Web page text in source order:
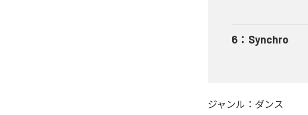
6 ： Synchro
ジャンル： ダンス